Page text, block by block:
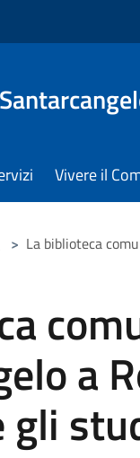
Vivere il
> La biblioteca
a
gli